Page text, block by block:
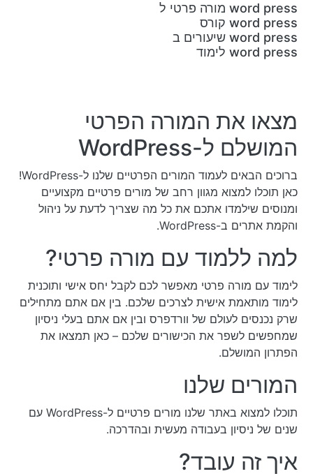
word press מורה פרטי ל
word press קורס
word press שיעורים ב
word press לימוד
מצאו את המורה הפרטי
המושלם ל-WordPress
ברוכים הבאים לעמוד המורים הפרטיים שלנו ל-WordPress!
כאן תוכלו למצוא מגוון רחב של מורים פרטיים מקצועיים
ומנוסים שילמדו אתכם את כל מה שצריך לדעת על ניהול
והקמת אתרים ב-WordPress.
למה ללמוד עם מורה פרטי?
לימוד עם מורה פרטי מאפשר לכם לקבל יחס אישי ותוכנית
לימוד מותאמת אישית לצרכים שלכם. בין אם אתם מתחילים
שרק נכנסים לעולם של וורדפרס ובין אם אתם בעלי ניסיון
שמחפשים לשפר את הכישורים שלכם – כאן תמצאו את
הפתרון המושלם.
המורים שלנו
תוכלו למצוא באתר שלנו מורים פרטיים ל-WordPress עם
שנים של ניסיון בעבודה מעשית ובהדרכה.
איך זה עובד?